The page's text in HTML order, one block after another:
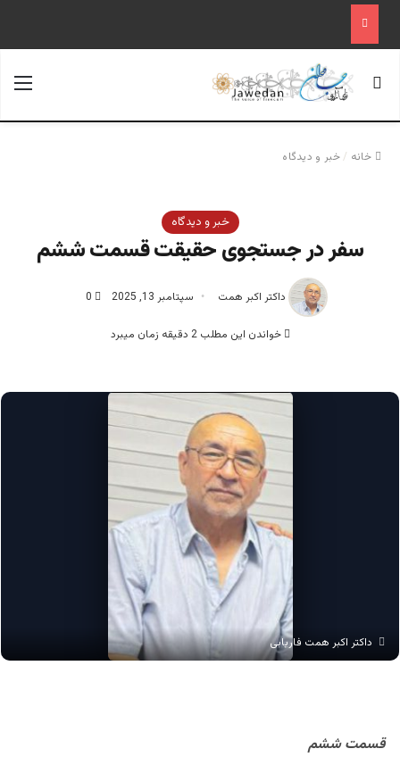
جستجو برای
خانه /خبر و دیدگاه
خبر و دیدگاه
سفر در جستجوی حقیقت قسمت ششم‎
داکتر اکبر همت سپتامبر 13, 2025 0
خواندن این مطلب 2 دقیقه زمان میبرد
داکتر اکبر همت فاریابی
قسمت ششم